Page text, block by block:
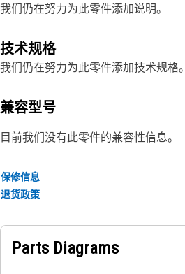
我们仍在努力为此零件添加说明。
技术规格
我们仍在努力为此零件添加技术规格。
兼容型号
目前我们没有此零件的兼容性信息。
保修信息
退货政策
Parts Diagrams